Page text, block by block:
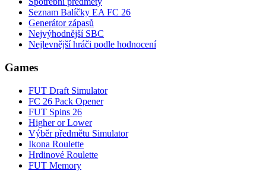
Seznam Balíčky EA FC 26
Generátor zápasů
Nejvýhodnější SBC
Nejlevnější hráči podle hodnocení
Games
FUT Draft Simulator
FC 26 Pack Opener
FUT Spins 26
Higher or Lower
Výběr předmětu Simulator
Ikona Roulette
Hrdinové Roulette
FUT Memory